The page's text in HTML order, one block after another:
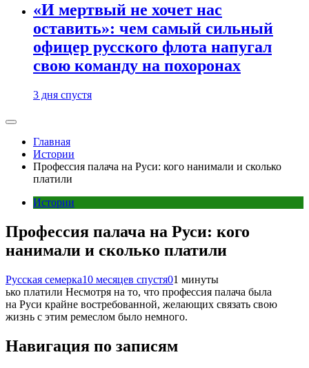
«И мертвый не хочет нас
оставить»: чем самый сильный
офицер русского флота напугал
свою команду на похоронах
3 дня спустя
Главная
Истории
Профессия палача на Руси: кого нанимали и сколько
платили
Истории
Профессия палача на Руси: кого
нанимали и сколько платили
Русская семерка10 месяцев спустя01 минуты
ько платили Несмотря на то, что профессия палача была
на Руси крайне востребованной, желающих связать свою
жизнь с этим ремеслом было немного.
Навигация по записям